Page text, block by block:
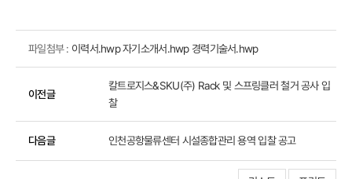
파일첨부 : 이력서.hwp 자기소개서.hwp 경력기술서.hwp
이전글
칼트로지스&SKU(주) Rack 및 스프링클러 철거 공사 입
찰
다음글 인천공항물류센터 시설종합관리 용역 입찰 공고